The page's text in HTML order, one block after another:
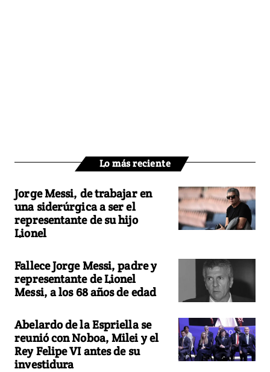
Lo más reciente
Jorge Messi, de trabajar en
una siderúrgica a ser el
representante de su hijo
Lionel
Fallece Jorge Messi, padre y
representante de Lionel
Messi, a los 68 años de edad
Abelardo de la Espriella se
reunió con Noboa, Milei y el
Rey Felipe VI antes de su
investidura